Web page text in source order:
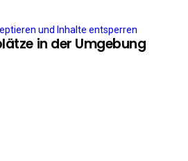
und Inhalte entsperren
in der Umgebung